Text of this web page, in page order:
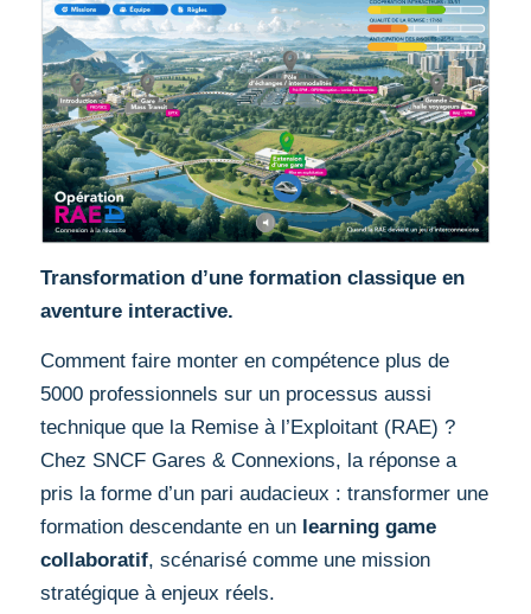
Transformation d’une formation classique en
aventure interactive.
Comment faire monter en compétence plus de
5000 professionnels sur un processus aussi
technique que la Remise à l’Exploitant (RAE) ?
Chez SNCF Gares & Connexions, la réponse a
pris la forme d’un pari audacieux : transformer une
formation descendante en un learning game
collaboratif, scénarisé comme une mission
stratégique à enjeux réels.